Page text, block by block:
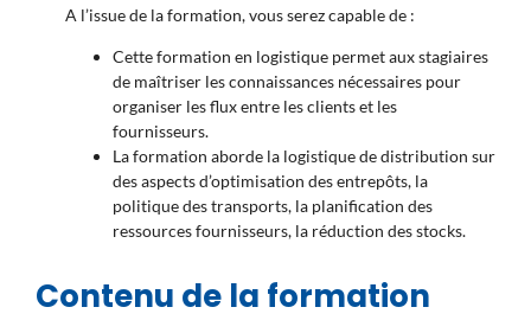
A l’issue de la formation, vous serez capable de :
Cette formation en logistique permet aux stagiaires
de maîtriser les connaissances nécessaires pour
organiser les flux entre les clients et les
fournisseurs.
La formation aborde la logistique de distribution sur
des aspects d’optimisation des entrepôts, la
politique des transports, la planification des
ressources fournisseurs, la réduction des stocks.
Contenu de la formation